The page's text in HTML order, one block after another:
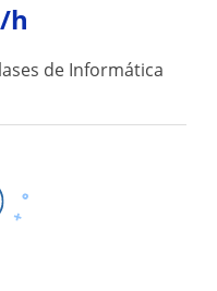
h
de Informática